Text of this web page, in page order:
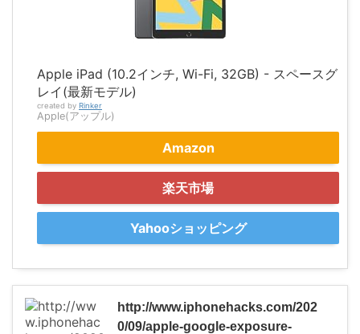
Apple iPad (10.2インチ, Wi-Fi, 32GB) - スペースグ
レイ(最新モデル)
created by Rinker
Apple(アップル)
Amazon
楽天市場
Yahooショッピング
http://www.iphonehacks.com/202
0/09/apple-google-exposure-